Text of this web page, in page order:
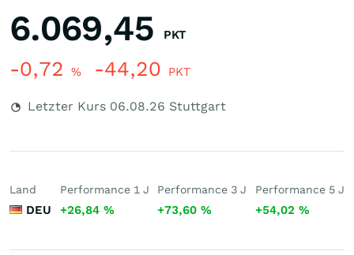
6.069,45 PKT
-0,72 % -44,20 PKT
Letzter Kurs 06.08.26 Stuttgart
Land
DEU
Performance 1 J
+26,84 %
Performance 3 J
+73,60%
Performance 5 J
+54,02 %